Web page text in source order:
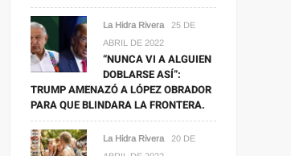
La Hidra Rivera
25 DE
ABRIL DE 2022
“NUNCA VI A ALGUIEN
DOBLARSE ASÍ”:
TRUMP AMENAZÓ A LÓPEZ OBRADOR
PARA QUE BLINDARA LA FRONTERA.
La Hidra Rivera
20 DE